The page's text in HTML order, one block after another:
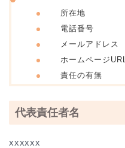
所在地
電話番号
メールアドレス
ホームページURL
責任の有無
代表責任者名
xxxxxx